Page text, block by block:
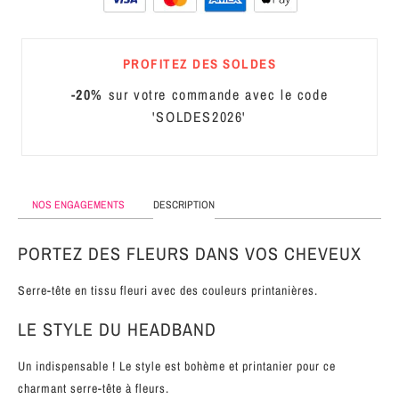
CUIR
PROFITEZ DES SOLDES
-20% sur votre commande avec le code
'SOLDES2026'
NOS ENGAGEMENTS DESCRIPTION
PORTEZ DES FLEURS DANS VOS CHEVEUX
Serre-tête en tissu fleuri avec des couleurs printanières.
LE STYLE DU HEADBAND
Un indispensable ! Le style est bohème et printanier pour ce
charmant serre-tête à fleurs.